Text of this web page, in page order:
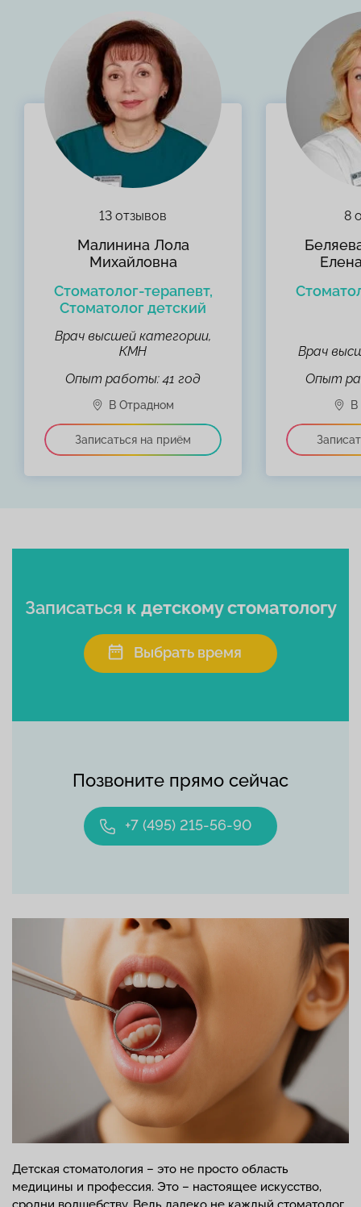
13 отзывов
Малинина Лола
Михайловна
Стоматолог-терапевт,
Стоматолог детский
Врач высшей категории,
КМН
Опыт работы: 41 год
8
Врач
Опыт
Позвоните прямо сейчас
+7 (495) 215-56-90
Записаться к детскому стоматологу
Выбрать время
Детская стоматология – это не просто область
медицины и профессия. Это – настоящее искусство,